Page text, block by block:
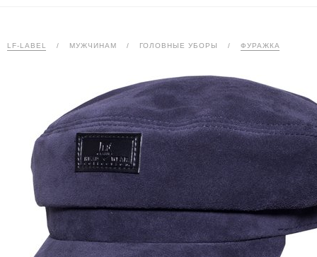
LF-LABEL / МУЖЧИНАМ / ГОЛОВНЫЕ УБОРЫ / ФУРАЖКА